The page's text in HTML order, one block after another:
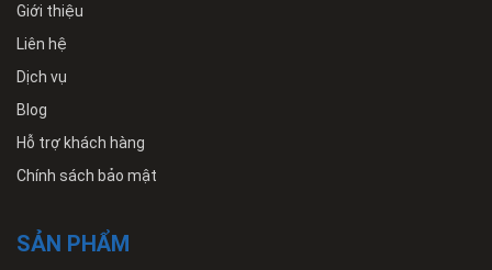
Giới thiệu
Liên hệ
Dịch vụ
Blog
Hỗ trợ khách hàng
Chính sách bảo mật
SẢN PHẨM